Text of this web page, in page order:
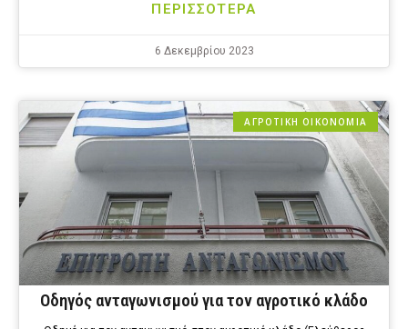
ΠΕΡΙΣΣΟΤΕΡΑ
6 Δεκεμβρίου 2023
ΑΓΡΟΤΙΚΗ ΟΙΚΟΝΟΜΙΑ
Οδηγός ανταγωνισμού για τον αγροτικό κλάδο